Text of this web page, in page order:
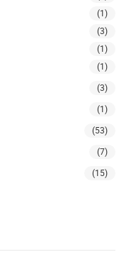
(1)
(3)
(1)
(1)
(3)
(1)
(53)
(7)
(15)